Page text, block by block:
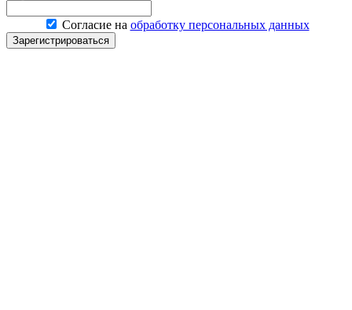
Согласие на обработку персональных данных
Зарегистрироваться